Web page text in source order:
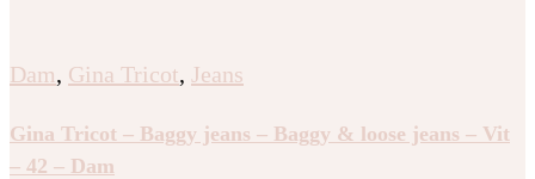
Dam, Gina Tricot, Jeans
Gina Tricot – Baggy jeans – Baggy & loose jeans – Vit
– 42 – Dam